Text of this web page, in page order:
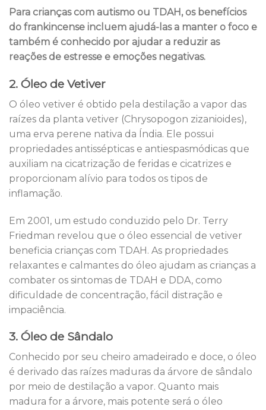
Para crianças com autismo ou TDAH, os benefícios
do frankincense incluem ajudá-las a manter o foco e
também é conhecido por ajudar a reduzir as
reações de estresse e emoções negativas.
2. Óleo de Vetiver
O óleo vetiver é obtido pela destilação a vapor das
raízes da planta vetiver (Chrysopogon zizanioides),
uma erva perene nativa da Índia. Ele possui
propriedades antissépticas e antiespasmódicas que
auxiliam na cicatrização de feridas e cicatrizes e
proporcionam alívio para todos os tipos de
inflamação.
Em 2001, um estudo conduzido pelo Dr. Terry
Friedman revelou que o óleo essencial de vetiver
beneficia crianças com TDAH. As propriedades
relaxantes e calmantes do óleo ajudam as crianças a
combater os sintomas de TDAH e DDA, como
dificuldade de concentração, fácil distração e
impaciência.
3. Óleo de Sândalo
Conhecido por seu cheiro amadeirado e doce, o óleo
é derivado das raízes maduras da árvore de sândalo
por meio de destilação a vapor. Quanto mais
madura for a árvore, mais potente será o óleo